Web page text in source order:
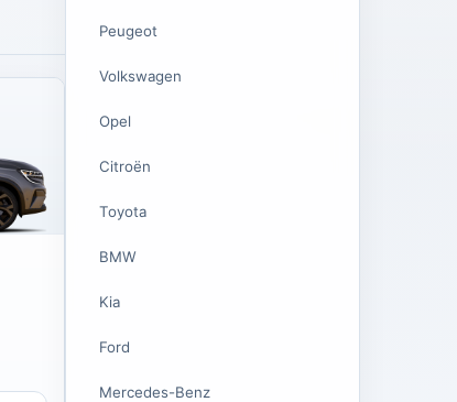
Peugeot
Volkswagen
Opel
Citroën
Toyota
BMW
Kia
Ford
Mercedes-Benz